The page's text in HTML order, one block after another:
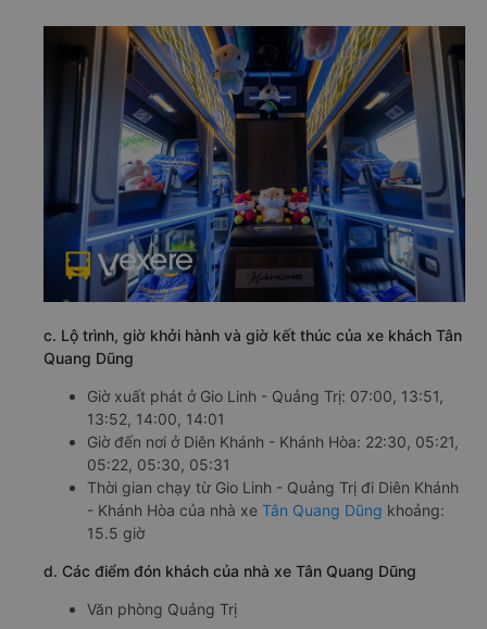
c. Lộ trình, giờ khởi hành và giờ kết thúc của xe khách Tân
Quang Dũng
Giờ xuất phát ở Gio Linh - Quảng Trị: 07:00, 13:51,
13:52, 14:00, 14:01
Giờ đến nơi ở Diên Khánh - Khánh Hòa: 22:30, 05:21,
05:22, 05:30, 05:31
Thời gian chạy từ Gio Linh - Quảng Trị đi Diên Khánh
- Khánh Hòa của nhà xe Tân Quang Dũng khoảng:
15.5 giờ
d. Các điểm đón khách của nhà xe Tân Quang Dũng
Văn phòng Quảng Trị